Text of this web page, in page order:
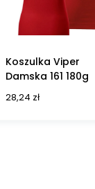
Koszulka Viper
Damska 161 180g
28,24 zł